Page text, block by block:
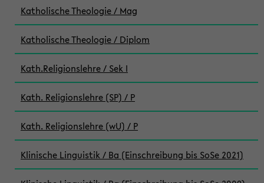
Katholische Theologie / Mag
Katholische Theologie / Diplom
Kath.Religionslehre / Sek I
Kath. Religionslehre (SP) / P
Kath. Religionslehre (wU) / P
Klinische Linguistik / Ba (Einschreibung bis SoSe 2021)